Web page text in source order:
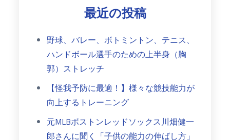
最近の投稿
野球、バレー、ボトミントン、テニス、
ハンドボール選手のための上半身（胸
郭）ストレッチ
【怪我予防に最適！】様々な競技能力が
向上するトレーニング
元MLBボストンレッドソックス川畑健一
郎さんに聞く「子供の能力の伸ばし方」